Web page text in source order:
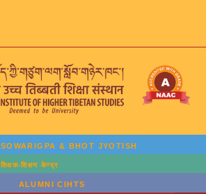
SOWARIGPA & BHOT JYOTISH
शिक्षक-शिक्षण केन्द्र
ALUMNI CIHTS